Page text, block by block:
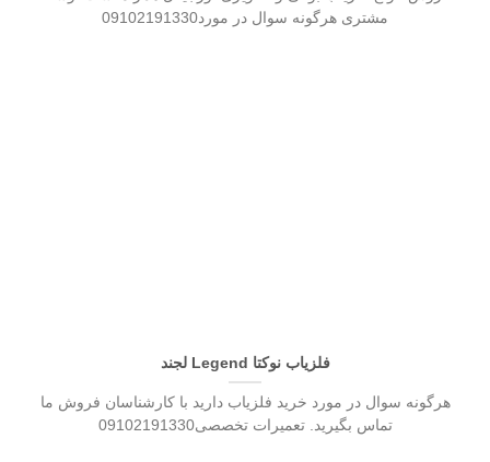
مشتری هرگونه سوال در مورد09102191330
فلزیاب نوکتا Legend لجند
هرگونه سوال در مورد خرید فلزیاب دارید با کارشناسان فروش ما
تماس بگیرید. تعمیرات تخصصی09102191330